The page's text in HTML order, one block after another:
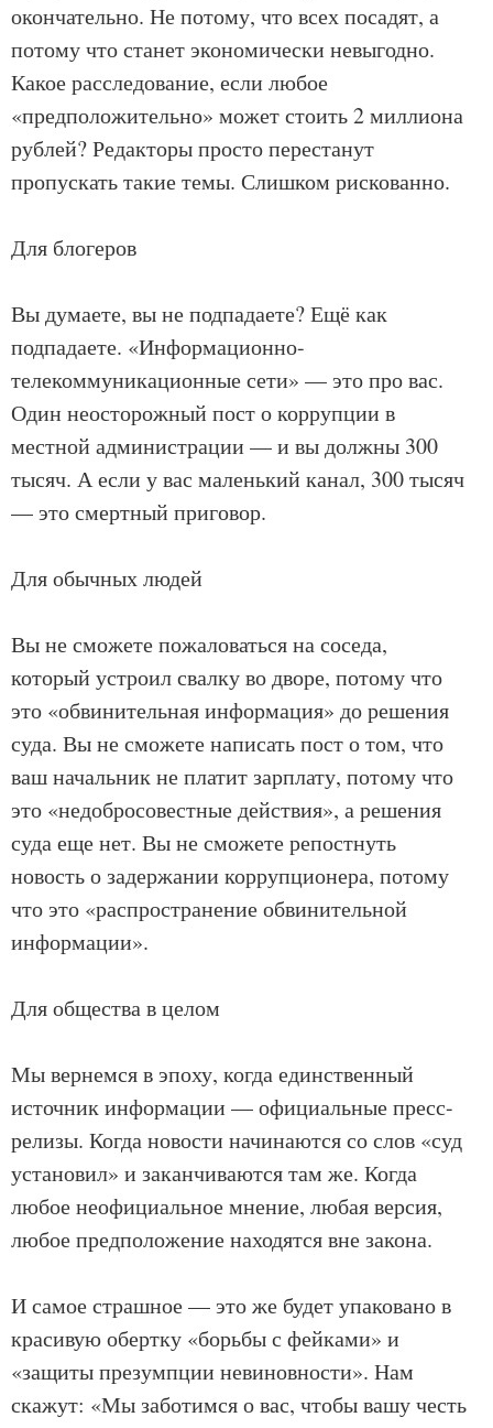
окончательно. Не потому, что всех посадят, а
потому что станет экономически невыгодно.
Какое расследование, если любое
«предположительно» может стоить 2 миллиона
рублей? Редакторы просто перестанут
пропускать такие темы. Слишком рискованно.
Для блогеров
Вы думаете, вы не подпадаете? Ещё как
подпадаете. «Информационно-
телекоммуникационные сети» — это про вас.
Один неосторожный пост о коррупции в
местной администрации — и вы должны 300
тысяч. А если у вас маленький канал, 300 тысяч
— это смертный приговор.
Для обычных людей
Вы не сможете пожаловаться на соседа,
который устроил свалку во дворе, потому что
это «обвинительная информация» до решения
суда. Вы не сможете написать пост о том, что
ваш начальник не платит зарплату, потому что
это «недобросовестные действия», а решения
суда еще нет. Вы не сможете репостнуть
новость о задержании коррупционера, потому
что это «распространение обвинительной
информации».
Для общества в целом
Мы вернемся в эпоху, когда единственный
источник информации — официальные пресс-
релизы. Когда новости начинаются со слов «суд
установил» и заканчиваются там же. Когда
любое неофициальное мнение, любая версия,
любое предположение находятся вне закона.
И самое страшное — это же будет упаковано в
красивую обертку «борьбы с фейками» и
«защиты презумпции невиновности». Нам
скажут: «Мы заботимся о вас, чтобы вашу честь